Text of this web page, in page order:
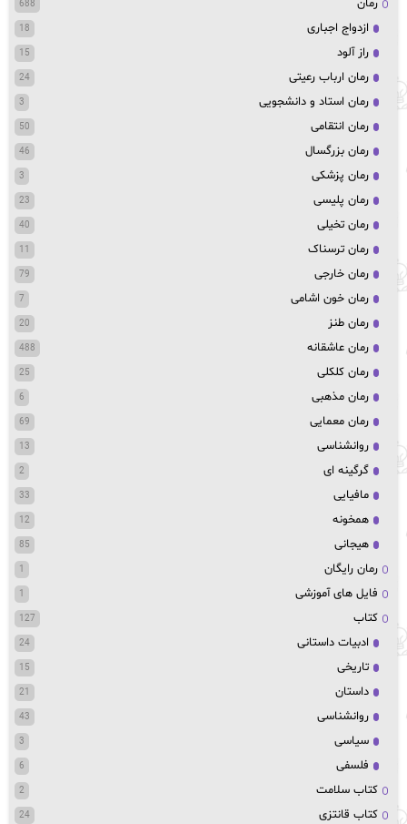
688
ازدواج اجباری 18
راز آلود 15
رمان ارباب رعیتی 24
رمان استاد و دانشجویی 3
رمان انتقامی 50
رمان بزرگسال 46
رمان پزشکی 3
رمان پلیسی 23
رمان تخیلی 40
رمان ترسناک 11
رمان خارجی 79
رمان خون اشامی 7
رمان طنز 20
رمان عاشقانه 488
رمان کلکلی 25
رمان مذهبی 6
رمان معمایی 69
روانشناسی 13
گرگینه ای 2
مافیایی 33
همخونه 12
هیجانی 85
رمان رایگان 1
فایل های آموزشی 1
کتاب 127
ادبیات داستانی 24
تاریخی 15
داستان 21
روانشناسی 43
سیاسی 3
فلسفی 6
کتاب سلامت 2
کتاب قانتزی 24